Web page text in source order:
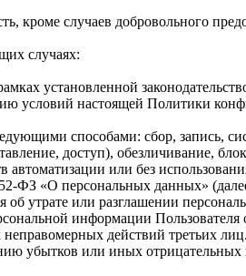
кроме случаев добровольного
случаях:
установленной
условий настоящей Политики
способами: сбор, запись,
доступ), обезличивание,
или без
ФЗ «О персональных данных»
утрате или разглашении
информации Пользователя
действий третьих лиц.
убытков или иных